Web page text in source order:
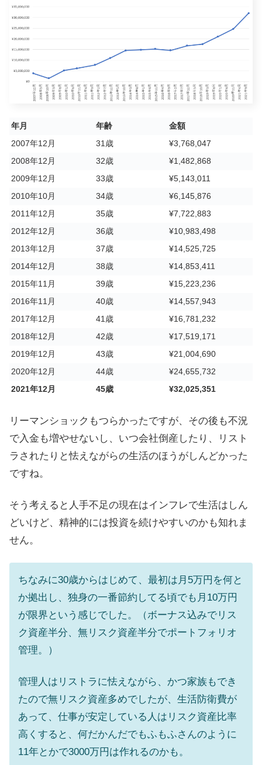
年月 年齢
金額
2007年12月
31歳
¥3,768,047
2008年12月
32歳
¥1,482,868
2009年12月
33歳
¥5,143,011
2010年10月
34歳
¥6,145,876
2011年12月
35歳
¥7,722,883
2012年12月
36歳
¥10,983,498
2013年12月
37歳
¥14,525,725
2014年12月
38歳
¥14,853,411
2015年11月
39歳
¥15,223,236
2016年11月
40歳
¥14,557,943
2017年12月
41歳
¥16,781,232
2018年12月
42歳
¥17,519,171
2019年12月
43歳
¥21,004,690
2020年12月
44歳
¥24,655,732
2021年12月
45歳 ¥32,025,351
リーマンショックもつらかったですが、その後も不況
で入金も増やせないし、いつ会社倒産したり、リスト
ラされたりと怯えながらの生活のほうがしんどかった
ですね。
そう考えると人手不足の現在はインフレで生活はしん
どいけど、精神的には投資を続けやすいのかも知れま
せん。
ちなみに30歳からはじめて、最初は月5万円を何と
か拠出し、独身の一番節約してる頃でも月10万円
が限界という感じでした。（ボーナス込みでリス
ク資産半分、無リスク資産半分でポートフォリオ
管理。）
管理人はリストラに怯えながら、かつ家族もでき
たので無リスク資産多めでしたが、生活防衛費が
あって、仕事が安定している人はリスク資産比率
高くすると、何だかんだでもふもふさんのように
11年とかで3000万円は作れるのかも。